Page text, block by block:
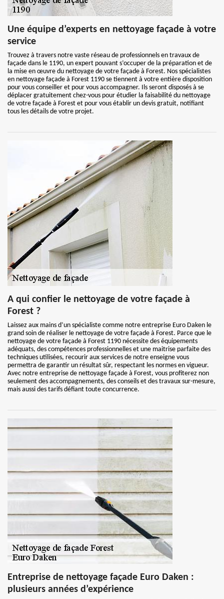
Une équipe d’experts en nettoyage façade à votre
service
Trouvez à travers notre vaste réseau de professionnels en travaux de
façade dans le 1190, un expert pouvant s’occuper de la préparation et de
la mise en œuvre du nettoyage de votre façade à Forest. Nos spécialistes
en nettoyage façade à Forest 1190 se tiennent à votre entière disposition
pour vous conseiller et pour vous accompagner. Ils seront disposés à se
déplacer gratuitement chez-vous pour étudier la faisabilité du nettoyage
de votre façade à Forest et pour vous établir un devis gratuit, notifiant
tous les détails de votre projet.
A qui confier le nettoyage de votre façade à
Forest ?
Laissez aux mains d’un spécialiste comme notre entreprise Euro Daken le
grand soin de réaliser le nettoyage de votre façade à Forest. Parce que le
nettoyage de votre façade à Forest 1190 nécessite des équipements
adéquats, des compétences professionnelles et une maitrise parfaite des
techniques utilisées, recourir aux services de notre enseigne vous
permettra de garantir un résultat sûr, respectant les normes en vigueur.
Avec notre entreprise de nettoyage façade à Forest, vous profiterez non
seulement des accompagnements, des conseils et des travaux sur-mesure,
mais aussi des tarifs défiant toute concurrence.
Entreprise de nettoyage façade Euro Daken :
plusieurs années d’expérience